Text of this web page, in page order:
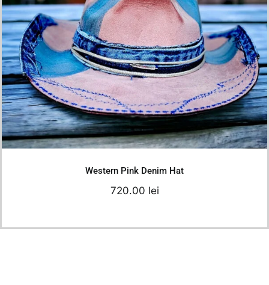
Western Pink Denim Hat
720.00lei
Details
Western Pink Denim Hat
720.00 lei